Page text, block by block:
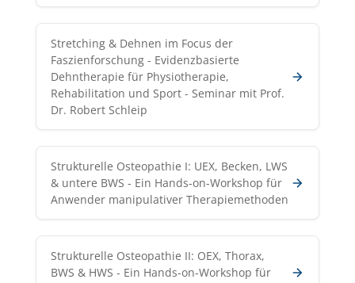
Stretching & Dehnen im Focus der
Faszienforschung - Evidenzbasierte
Dehntherapie für Physiotherapie,
Rehabilitation und Sport - Seminar mit Prof.
Dr. Robert Schleip
Strukturelle Osteopathie I: UEX, Becken, LWS
& untere BWS - Ein Hands-on-Workshop für
Anwender manipulativer Therapiemethoden
Strukturelle Osteopathie II: OEX, Thorax,
BWS & HWS - Ein Hands-on-Workshop für